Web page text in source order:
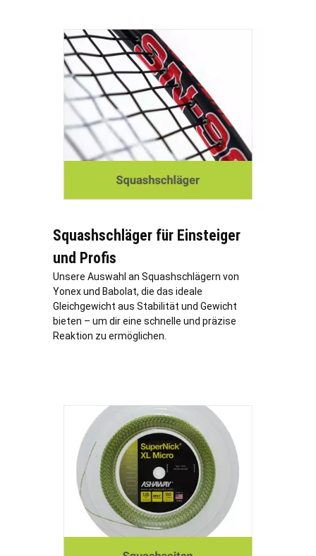
Squashschläger für Einsteiger
und Profis
Unsere Auswahl an Squashschlägern von
Yonex und Babolat, die das ideale
Gleichgewicht aus Stabilität und Gewicht
bieten – um dir eine schnelle und präzise
Reaktion zu ermöglichen.